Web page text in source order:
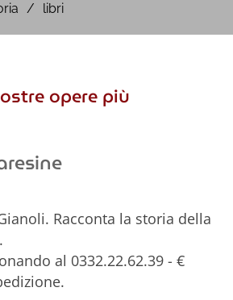
libri
opere più
Racconta la storia della
al 0332.22.62.39 - €